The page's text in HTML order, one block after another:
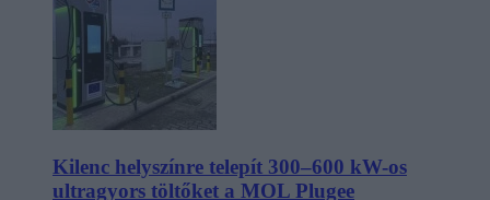
Kilenc helyszínre telepít 300–600 kW-os
ultragyors töltőket a MOL Plugee